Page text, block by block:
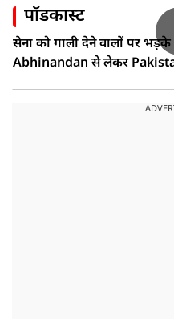
पॉडकास्ट
सेना को गाली देने वालों पर
Abhinandan से लेकर